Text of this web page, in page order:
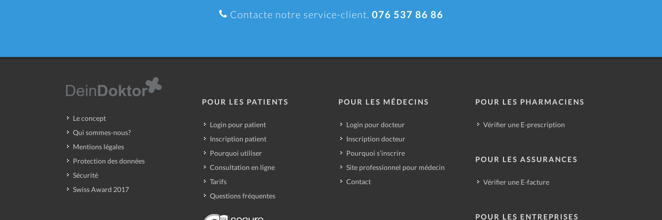
Contacte notre service-client. 076 537 86 86
Le concept
Qui sommes-nous?
Mentions légales
Protection des données
Sécurité
Swiss Award 2017
POUR LES PATIENTS
Login pour patient
Inscription patient
Pourquoi utiliser
Consultation en ligne
Tarifs
Questions fréquentes
POUR LES MÉDECINS
Login pour docteur
Inscription docteur
Pourquoi s’inscrire
Site professionnel pour médecin
Contact
POUR LES PHARMACIENS
Vérifier une E-prescription
POUR LES ASSURANCES
Vérifier une E-facture
POUR LES ENTREPRISES